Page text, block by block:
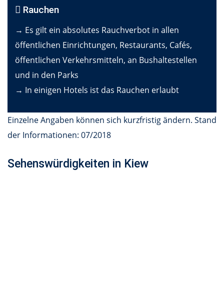
Rauchen
→ Es gilt ein absolutes Rauchverbot in allen
öffentlichen Einrichtungen, Restaurants, Cafés,
öffentlichen Verkehrsmitteln, an Bushaltestellen
und in den Parks
→ In einigen Hotels ist das Rauchen erlaubt
Einzelne Angaben können sich kurzfristig ändern. Stand
der Informationen: 07/2018
Sehenswürdigkeiten in Kiew